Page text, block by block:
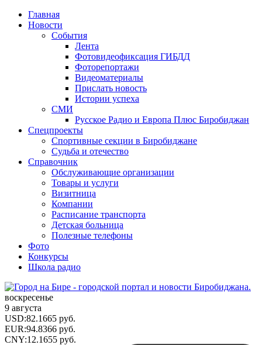
Главная
Новости
События
Лента
Фотовидеофиксация ГИБДД
Фоторепортажи
Видеоматериалы
Прислать новость
Истории успеха
СМИ
Русское Радио и Европа Плюс Биробиджан
Спецпроекты
Спортивные секции в Биробиджане
Судьба и отечество
Справочник
Обслуживающие организации
Товары и услуги
Визитница
Компании
Расписание транспорта
Детская больница
Полезные телефоны
Фото
Конкурсы
Школа радио
воскресенье
9 августа
USD:82.1665 руб.
EUR:94.8366 руб.
CNY:12.1655 руб.